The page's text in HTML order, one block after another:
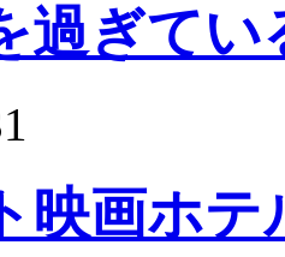
過ぎてい
映画ホ